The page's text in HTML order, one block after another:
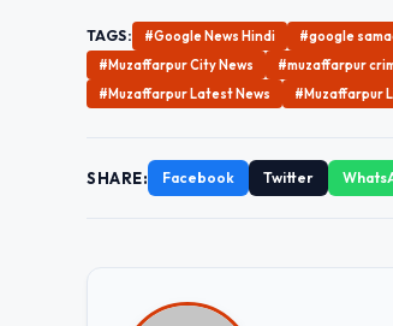
TAGS: #Google News Hindi #google
#Muzaffarpur City News
#muzaffarpur
#Muzaffarpur Latest News
#Muzaffarpur
SHARE: Facebook Twitter